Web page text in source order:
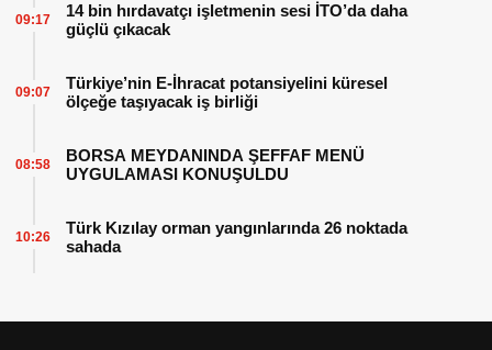
14 bin hırdavatçı işletmenin sesi İTO’da daha
güçlü çıkacak
09:17
Türkiye’nin E-İhracat potansiyelini küresel
ölçeğe taşıyacak iş birliği
09:07
BORSA MEYDANINDA ŞEFFAF MENÜ
UYGULAMASI KONUŞULDU
08:58
Türk Kızılay orman yangınlarında 26 noktada
sahada
10:26